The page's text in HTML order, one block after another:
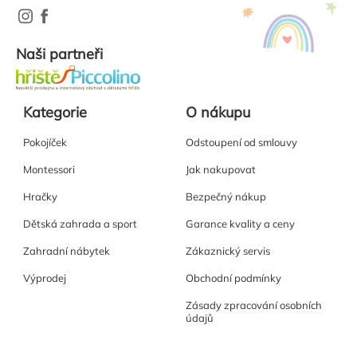
Naši partneři
Kategorie
Pokojíček
Montessori
Hračky
Dětská zahrada a sport
Zahradní nábytek
Výprodej
O nákupu
Odstoupení od smlouvy
Jak nakupovat
Bezpečný nákup
Garance kvality a ceny
Zákaznický servis
Obchodní podmínky
Zásady zpracování osobních
údajů